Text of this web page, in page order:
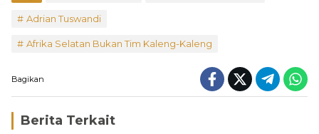
Adrian Tuswandi
Afrika Selatan Bukan Tim Kaleng-Kaleng
Bagikan
Berita Terkait